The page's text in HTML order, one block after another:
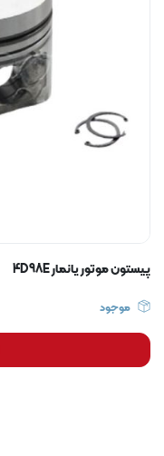
پیستون موتور یانمار 4D98E
موجود